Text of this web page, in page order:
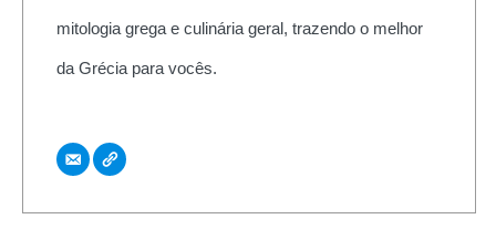
mitologia grega e culinária geral, trazendo o melhor
da Grécia para vocês.